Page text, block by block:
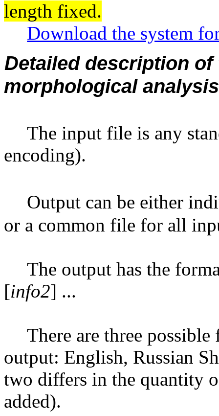
length fixed.
Download the system
Detailed description
morphological
The input file is any
encoding).
Output can be either
or a common file for all
The output has the
[info2] ...
There are three
output: English, Russian
two differs in the quantity
added).